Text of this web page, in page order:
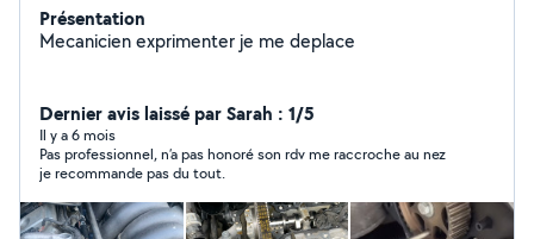
Présentation
Mecanicien exprimenter je me deplace
Dernier avis laissé par Sarah : 1/5
Il y a 6 mois
Pas professionnel, n’a pas honoré son rdv me raccroche au nez
je recommande pas du tout.